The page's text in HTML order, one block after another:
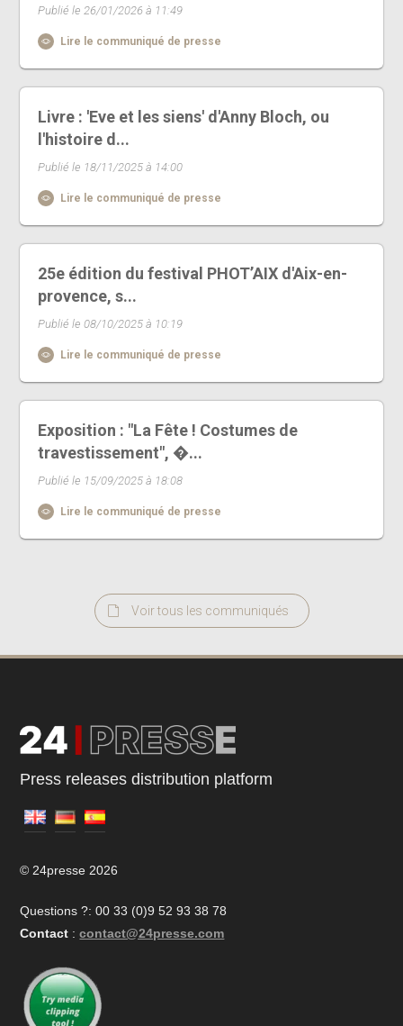
Publié le 26/01/2026 à 11:49
Lire le communiqué de presse
Livre : 'Eve et les siens' d'Anny Bloch, ou
l'histoire d...
Publié le 18/11/2025 à 14:00
Lire le communiqué de presse
25e édition du festival PHOT’AIX d'Aix-en-
provence, s...
Publié le 08/10/2025 à 10:19
Lire le communiqué de presse
Exposition : "La Fête ! Costumes de
travestissement", �...
Publié le 15/09/2025 à 18:08
Lire le communiqué de presse
Voir tous les communiqués
Press releases distribution platform
© 24presse 2026
Questions ?: 00 33 (0)9 52 93 38 78
Contact : contact@24presse.com